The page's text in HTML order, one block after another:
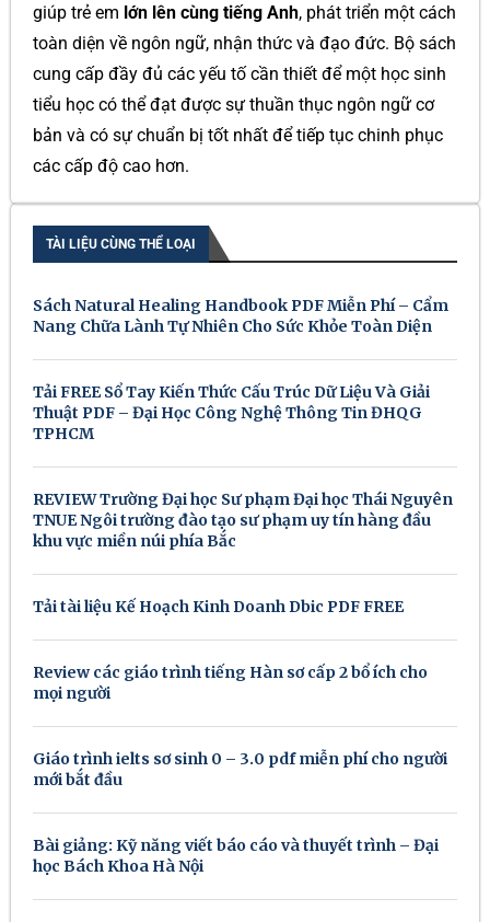
giúp trẻ em lớn lên cùng tiếng Anh, phát triển một cách
toàn diện về ngôn ngữ, nhận thức và đạo đức. Bộ sách
cung cấp đầy đủ các yếu tố cần thiết để một học sinh
tiểu học có thể đạt được sự thuần thục ngôn ngữ cơ
bản và có sự chuẩn bị tốt nhất để tiếp tục chinh phục
các cấp độ cao hơn.
TÀI LIỆU CÙNG THỂ LOẠI
Sách Natural Healing Handbook PDF Miễn Phí – Cẩm
Nang Chữa Lành Tự Nhiên Cho Sức Khỏe Toàn Diện
Tải FREE Sổ Tay Kiến Thức Cấu Trúc Dữ Liệu Và Giải
Thuật PDF – Đại Học Công Nghệ Thông Tin ĐHQG
TPHCM
REVIEW Trường Đại học Sư phạm Đại học Thái Nguyên
TNUE Ngôi trường đào tạo sư phạm uy tín hàng đầu
khu vực miền núi phía Bắc
Tải tài liệu Kế Hoạch Kinh Doanh Dbic PDF FREE
Review các giáo trình tiếng Hàn sơ cấp 2 bổ ích cho
mọi người
Giáo trình ielts sơ sinh 0 – 3.0 pdf miễn phí cho người
mới bắt đầu
Bài giảng: Kỹ năng viết báo cáo và thuyết trình – Đại
học Bách Khoa Hà Nội